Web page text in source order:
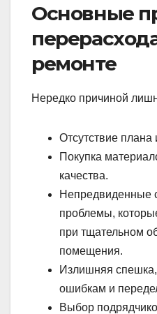
Основные
ремонте
Нередко причиной
Отсутствие плана
Покупка
качества.
Непредвиденные
проблемы,
при тщательном
помещения.
Излишняя
ошибкам и
Выбор